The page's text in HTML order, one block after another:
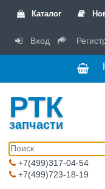
Каталог
Вход
РТК
запчасти
+7(499)317-04-54
+7(499)723-18-19